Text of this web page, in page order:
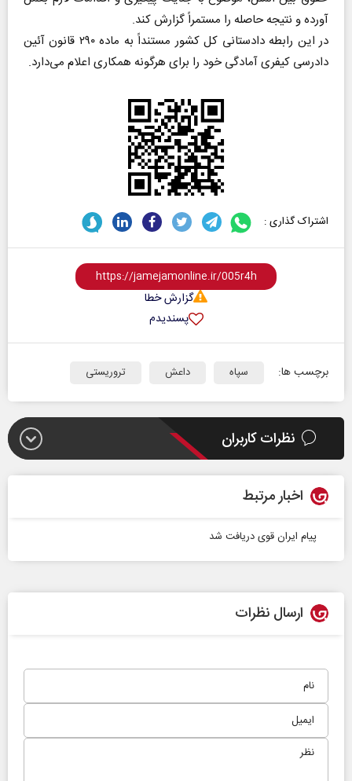
آورده و نتیجه حاصله را مستمراً گزارش کند.
در این رابطه دادستانی کل کشور مستنداً به ماده ۲۹۰ قانون آئین
دادرسی کیفری آمادگی خود را برای هرگونه همکاری اعلام می‌دارد.
اشتراک گذاری :
گزارش خطا
پسندیدم
برچسب ها: سپاه داعش تروریستی
نظرات کاربران
اخبار مرتبط
پیام ایران قوی دریافت شد
ارسال نظرات